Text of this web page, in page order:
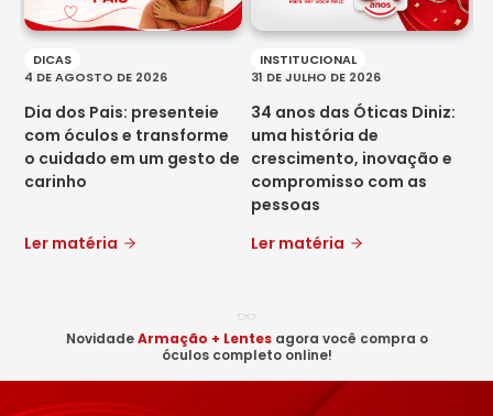
DICAS
4 DE AGOSTO DE 2026
Dia dos Pais: presenteie
com óculos e transforme
o cuidado em um gesto de
carinho
Ler matéria
INSTITUCIONAL
31 DE JULHO DE 2026
34 anos das Óticas Diniz:
uma história de
crescimento, inovação e
compromisso com as
pessoas
Ler matéria
NovidadeArmação + Lentesagora você compra o
óculos completo online!